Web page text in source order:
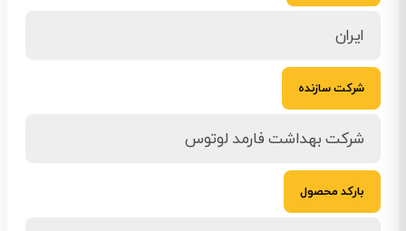
ایران
شرکت سازنده
شرکت بهداشت فارمد لوتوس
بارکد محصول